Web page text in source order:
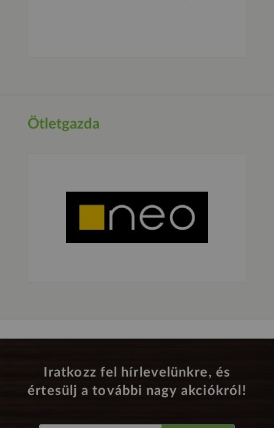
Ötletgazda
Iratkozz fel hírlevelünkre, és
értesülj a további nagy akciókról!